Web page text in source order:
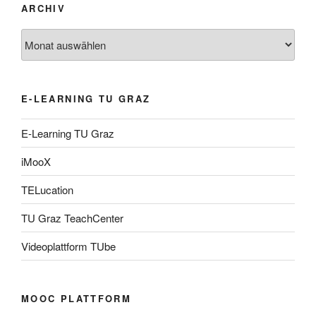
ARCHIV
E-LEARNING TU GRAZ
E-Learning TU Graz
iMooX
TELucation
TU Graz TeachCenter
Videoplattform TUbe
MOOC PLATTFORM